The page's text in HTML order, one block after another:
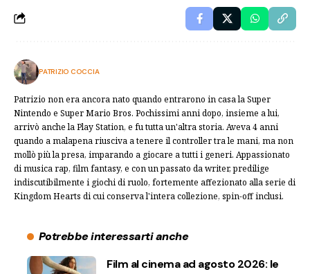
PATRIZIO COCCIA
Patrizio non era ancora nato quando entrarono in casa la Super
Nintendo e Super Mario Bros. Pochissimi anni dopo, insieme a lui,
arrivò anche la Play Station, e fu tutta un'altra storia. Aveva 4 anni
quando a malapena riusciva a tenere il controller tra le mani, ma non
mollò più la presa, imparando a giocare a tutti i generi. Appassionato
di musica rap, film fantasy, e con un passato da writer, predilige
indiscutibilmente i giochi di ruolo, fortemente affezionato alla serie di
Kingdom Hearts di cui conserva l'intera collezione, spin-off inclusi.
Potrebbe interessarti anche
Film al cinema ad agosto 2026: le